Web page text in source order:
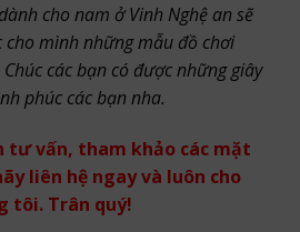
cho nam ở Vinh Nghệ an sẽ
cho mình những mẫu đồ chơi
các bạn có được những giây
phúc các bạn nha.
tư vấn, tham khảo các mặt
liên hệ ngay và luôn cho
tôi. Trân quý!